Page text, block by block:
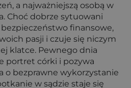
a najważniejszą osobą w
Choć dobrze sytuowani
finansowe,
pasji i czuje się niczym
klatce. Pewnego dnia
portret córki i pozywa
o bezprawne wykorzystanie
w sądzie staje się